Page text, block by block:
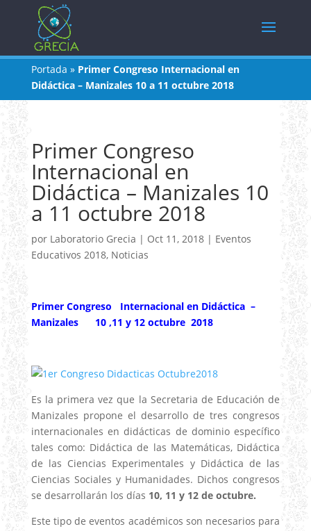
Portada » Primer Congreso Internacional en
Didáctica – Manizales 10 a 11 octubre 2018
Primer Congreso
Internacional en
Didáctica – Manizales 10
a 11 octubre 2018
por Laboratorio Grecia | Oct 11, 2018| Eventos
Educativos 2018, Noticias
Primer Congreso Internacional en Didáctica –
Manizales 10 ,11 y 12 octubre 2018
Es la primera vez que la Secretaria de Educación de
Manizales propone el desarrollo de tres congresos
internacionales en didácticas de dominio específico
tales como: Didáctica de las Matemáticas, Didáctica
de las Ciencias Experimentales y Didáctica de las
Ciencias Sociales y Humanidades. Dichos congresos
se desarrollarán los días 10, 11 y 12 de octubre.
Este tipo de eventos académicos son necesarios para